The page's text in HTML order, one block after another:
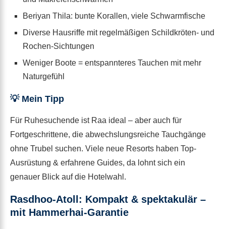
Beriyan Thila: bunte Korallen, viele Schwarmfische
Diverse Hausriffe mit regelmäßigen Schildkröten- und
Rochen-Sichtungen
Weniger Boote = entspannteres Tauchen mit mehr
Naturgefühl
💡 Mein Tipp
Für Ruhesuchende ist Raa ideal – aber auch für
Fortgeschrittene, die abwechslungsreiche Tauchgänge
ohne Trubel suchen. Viele neue Resorts haben Top-
Ausrüstung & erfahrene Guides, da lohnt sich ein
genauer Blick auf die Hotelwahl.
Rasdhoo-Atoll: Kompakt & spektakulär –
mit Hammerhai-Garantie